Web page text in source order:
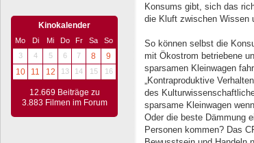
Kinokalender
Mo Di Mi Do Fr Sa
So
3
4 5 6 7 8
9
10
11 12 13 14 15 16
12.669 Beiträge zu
3.883 Filmen im Forum
Konsums gibt, sich das
die Kluft zwischen Wissen
So können selbst die
mit Ökostrom betriebene
sparsamen Kleinwagen
„Kontraproduktive
des
sparsame Kleinwagen
Oder die beste Dämmung
Personen kommen? Das